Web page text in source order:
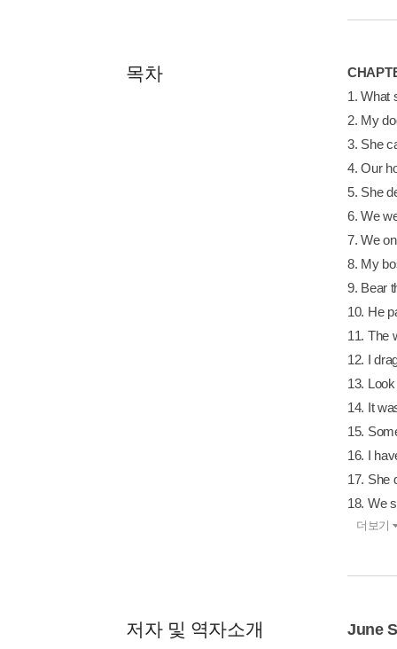
목차
1. What
2. My
3. She
4. Our
5. She
6. We
7. We
8. My
9. Bear
10. He
11. The
12. I
13.
14. It
15.
16. I
17. She
18. We
더보기
저자 및 역자소개 June